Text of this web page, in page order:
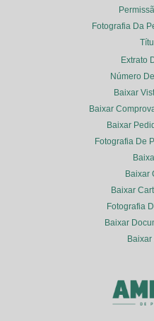
Fotografia Da
Extrato
Número
Baixar
Baixar
Baixar
Fotografia De
Baixar
Baixar
Fotografia
Baixar